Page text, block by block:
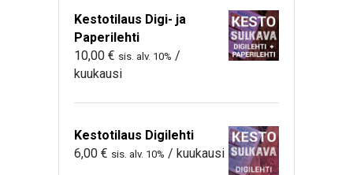
Kestotilaus Digi- ja
Paperilehti
10,00 € sis. alv. 10% /
kuukausi
Kestotilaus Digilehti
6,00 € sis. alv. 10% / kuukausi